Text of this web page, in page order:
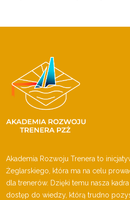
Akademia Rozwoju Trenera to
Żeglarskiego, która ma na celu
dla trenerów. Dzięki temu nasza
dostęp do wiedzy, którą trudno